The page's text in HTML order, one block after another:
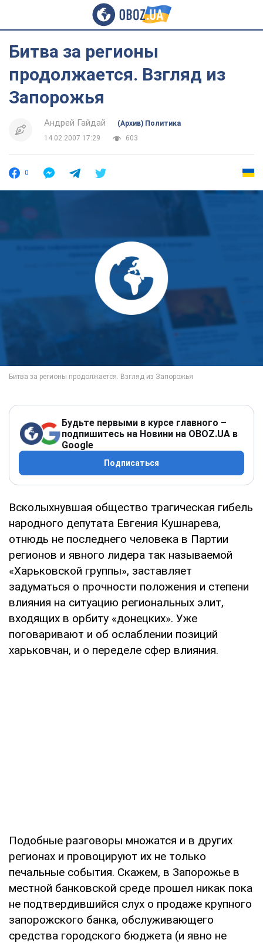
Битва за регионы
продолжается. Взгляд из
Запорожья
Андрей Гайдай
(Архив) Политика
14.02.2007 17:29
603
0
Будьте первыми в курсе главного –
подпишитесь на Новини на OBOZ.UA в
Google
Подписаться
Всколыхнувшая общество трагическая гибель
народного депутата Евгения Кушнарева,
отнюдь не последнего человека в Партии
регионов и явного лидера так называемой
«Харьковской группы», заставляет
задуматься о прочности положения и степени
влияния на ситуацию региональных элит,
входящих в орбиту «донецких». Уже
поговаривают и об ослаблении позиций
харьковчан, и о переделе сфер влияния.
Подобные разговоры множатся и в других
регионах и провоцируют их не только
печальные события. Скажем, в Запорожье в
местной банковской среде прошел никак пока
не подтвердившийся слух о продаже крупного
запорожского банка, обслуживающего
средства городского бюджета (и явно не